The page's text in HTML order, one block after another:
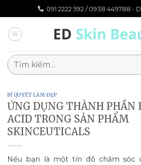
đến
nội
dung
091 2222 592 / 0938 449788 -
Tìm
kiếm:
BÍ QUYẾT LÀM ĐẸP
ỨNG DỤNG THÀNH PHẦN
ACID TRONG SẢN PHẨM
SKINCEUTICALS
Nếu bạn là một tín đồ chăm sóc